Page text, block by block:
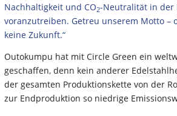
Nachhaltigkeit und CO2-Neutralität in der
voranzutreiben. Getreu unserem Motto –
keine Zukunft.“
Outokumpu hat mit Circle Green ein
geschaffen, denn kein anderer
der gesamten Produktionskette von der
zur Endproduktion so niedrige